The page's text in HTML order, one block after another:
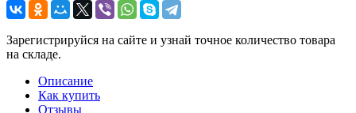
Зарегистрируйся на сайте и узнай точное количество товара
на складе.
Описание
Как купить
Отзывы